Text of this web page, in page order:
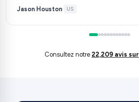
Jason Houston· US
Consultez notre 22,209 avis sur